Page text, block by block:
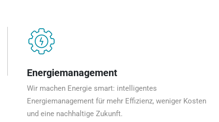
Energiemanagement
Wir machen Energie smart: intelligentes
Energiemanagement für mehr Effizienz, weniger Kosten
und eine nachhaltige Zukunft.